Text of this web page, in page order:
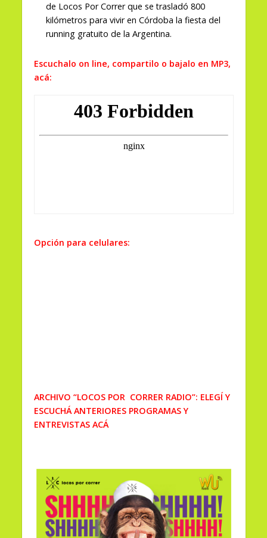
de Locos Por Correr que se trasladó 800
kilómetros para vivir en Córdoba la fiesta del
running gratuito de la Argentina.
Escuchalo on line, compartilo o bajalo en MP3,
acá:
Opción para celulares:
ARCHIVO “LOCOS POR CORRER RADIO”: ELEGÍ Y
ESCUCHÁ ANTERIORES PROGRAMAS Y
ENTREVISTAS ACÁ